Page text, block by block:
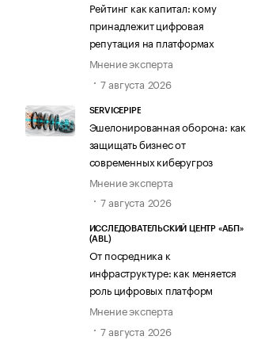
Рейтинг как капитал: кому
принадлежит цифровая
репутация на платформах
Мнение эксперта
7 августа 2026
SERVICEPIPE
Эшелонированная оборона: как
защищать бизнес от
современных киберугроз
Мнение эксперта
7 августа 2026
ИССЛЕДОВАТЕЛЬСКИЙ ЦЕНТР «АБП»
(ABL)
От посредника к
инфраструктуре: как меняется
роль цифровых платформ
Мнение эксперта
7 августа 2026